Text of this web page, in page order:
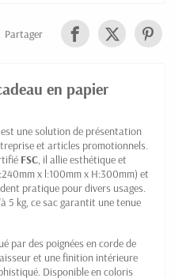
Partager
en papier
est une solution de présentation
et articles promotionnels.
FSC, il allie esthétique et
x l:100mm x H:300mm) et
pratique pour divers usages.
5 kg, ce sac garantit une tenue
par des poignées en corde de
et une finition intérieure
Disponible en coloris